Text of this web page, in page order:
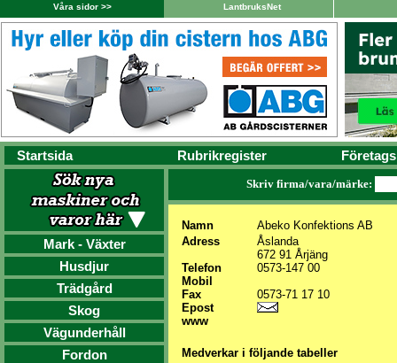
Våra sidor >> LantbruksNet
Startsida Rubrikregister
Mark - Växter
Husdjur
Trädgård
Skog
Vägunderhåll
Fordon
Skriv firma/vara/märke:
Namn
Abeko Konfektions AB
Adress
Åslanda
672 91 Årjäng
Telefon
0573-147 00
Mobil
Fax
0573-71 17 10
Epost
www
Medverkar i följande tabeller